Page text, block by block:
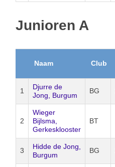
Junioren A
Naam Club
1
Djurre de
Jong, Burgum
BG
2
Wieger
Bijlsma,
Gerkesklooster
BT
3
Hidde de Jong,
Burgum
BG